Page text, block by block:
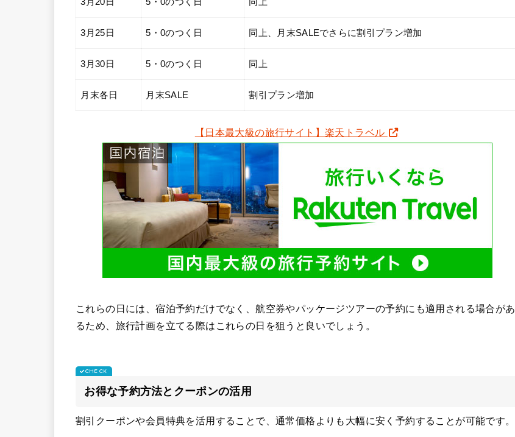
3月25日 5・0のつく日 同上、月末SALEでさらに割引プラン増加
3月30日 5・0のつく日 同上
月末各日 月末SALE 割引プラン増加
【日本最大級の旅行サイト】楽天トラベル
これらの日には、宿泊予約だけでなく、航空券やパッケージツアーの予約にも適用される場合があ
るため、旅行計画を立てる際はこれらの日を狙うと良いでしょう。
お得な予約方法とクーポンの活用
割引クーポンや会員特典を活用することで、通常価格よりも大幅に安く予約することが可能です。